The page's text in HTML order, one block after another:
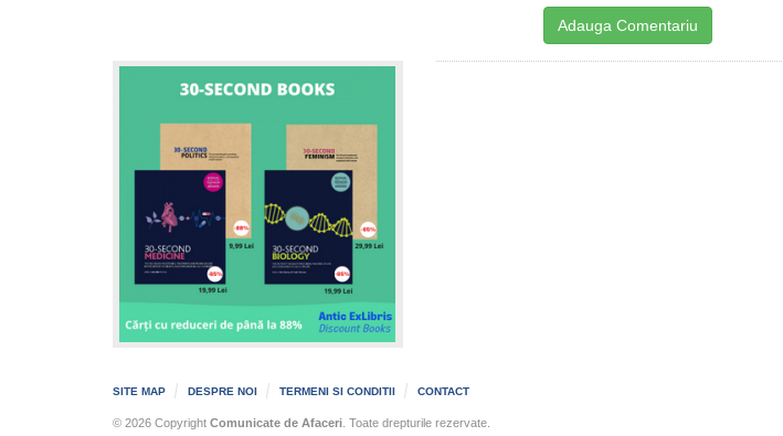
SITE MAP DESPRE NOI TERMENI SI CONDITII CONTACT
© 2026 Copyright Comunicate de Afaceri . Toate drepturile rezervate.